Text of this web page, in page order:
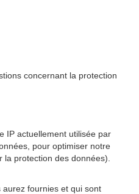
concernant la protection
IP actuellement utilisée par
pour optimiser notre
protection des données).
fournies et qui sont